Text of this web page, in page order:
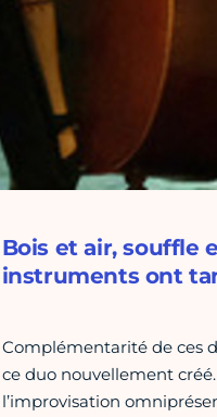
Bois et air, souffle
instruments ont
Complémentarité de ces
ce duo nouvellement
l’improvisation